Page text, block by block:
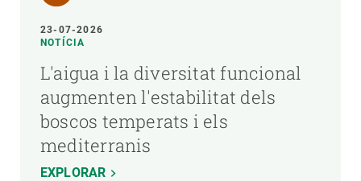
23-07-2026
NOTÍCIA
L'aigua i la diversitat funcional
augmenten l'estabilitat dels
boscos temperats i els
mediterranis
EXPLORAR